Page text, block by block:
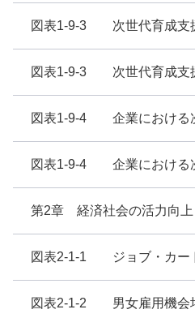
図表1-9-3 次世代育成支
図表1-9-3 次世代育成支
図表1-9-4 企業における
図表1-9-4 企業における
第2章 経済社会の活力向上
図表2-1-1 ジョブ・カー
図表2-1-2 男女雇用機会